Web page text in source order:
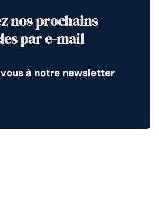
nos prochains
par e-mail
à notre newsletter